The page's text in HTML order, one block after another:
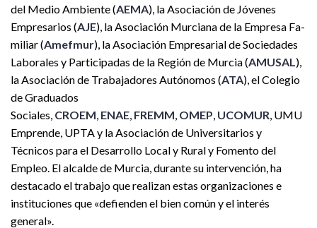
del Medio Ambiente (AEMA), la Asociación de Jóvenes
Empresarios (AJE), la Asociación Murciana de la Empresa Fa-
miliar (Amefmur), la Asociación Empresarial de Sociedades
Laborales y Participadas de la Región de Murcia (AMUSAL ),
la Asociación de Trabajadores Autónomos (ATA), el Colegio
de Graduados
Sociales, CROEM ENAE FREMM OMEP UCOMUR , UMU
Emprende, UPTA y la Asociación de Universitarios y
Técnicos para el Desarrollo Local y Rural y Fomento del
Empleo. El alcalde de Murcia, durante su intervención, ha
destacado el trabajo que realizan estas organizaciones e
instituciones que «defienden el bien común y el interés
general».